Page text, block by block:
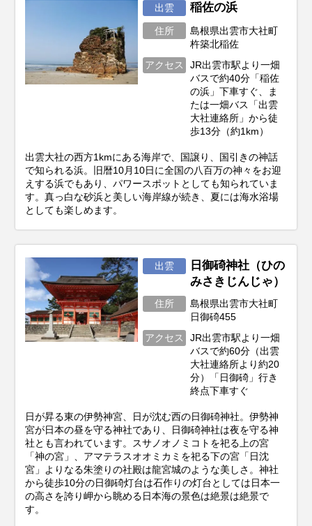
出雲 稲佐の浜
住所
島根県出雲市大社町
杵築北稲佐
アクセス
JR出雲市駅より一畑
バスで約40分「稲佐
の浜」下車すぐ、ま
たは一畑バス「出雲
大社連絡所」から徒
歩13分（約1km）
出雲大社の西方1kmにある海岸で、国譲り、国引きの神話
で知られる浜。旧暦10月10日に全国の八百万の神々をお迎
えする浜でもあり、パワースポットとしても知られていま
す。真っ白な砂浜と美しい海岸線が続き、夏には海水浴場
としても楽しめます。
出雲
日御碕神社（ひの
みさきじんじゃ）
住所
島根県出雲市大社町
日御碕455
アクセス
JR出雲市駅より一畑
バスで約60分（出雲
大社連絡所より約20
分）「日御碕」行き
終点下車すぐ
日が昇る東の伊勢神宮、日が沈む西の日御碕神社。伊勢神
宮が日本の昼を守る神社であり、日御碕神社は夜を守る神
社とも言われています。スサノオノミコトを祀る上の宮
「神の宮」、アマテラスオオミカミを祀る下の宮「日沈
宮」よりなる朱塗りの社殿は龍宮城のような美しさ。神社
から徒歩10分の日御碕灯台は石作りの灯台としては日本一
の高さを誇り岬から眺める日本海の景色は絶景は絶景で
す。